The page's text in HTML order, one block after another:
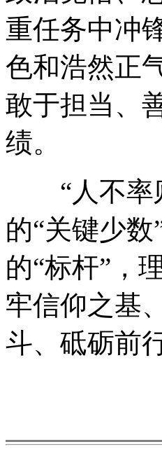
重任务中冲
色和浩然正
敢于担当、
绩。
“人不率则
的“关键少
的“标杆”，
牢信仰之基
斗、砥砺前